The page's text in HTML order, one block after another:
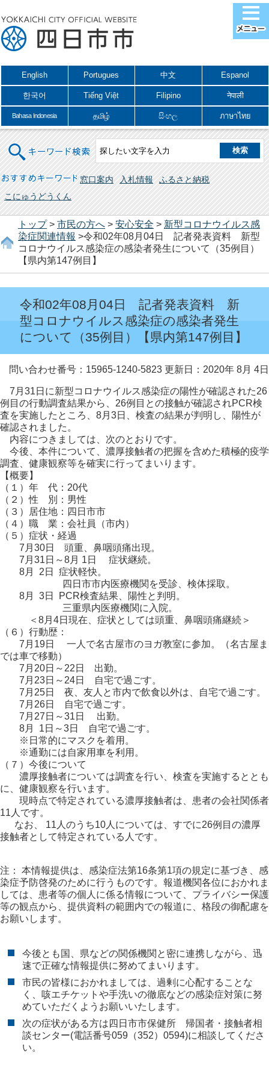
English Portugues 中文 Espanol
한국어 Tiếng Việt Filipino नेपाली
Bahasa Indonesia தமிழ் සිංහල ภาษาไทย
キーワード検索
おすすめキーワード 窓口案内 入札情報
ふるさと納税
こにゅうどうくん
トップ> 市民の方へ > 安心安全 > 新型コロナウイルス感
染症関連情報 >令和02年08月04日 記者発表資料 新型
コロナウイルス感染症の感染者発生について（35例目）
【県内第147例目】
令和02年08月04日 記者発表資料 新
型コロナウイルス感染症の感染者発生
について（35例目）【県内第147例目】
問い合わせ番号：15965-1240-5823 更新日：2020年 8月 4日
7月31日に新型コロナウイルス感染症の陽性が確認された26
例目の行動調査結果から、26例目との接触が確認されPCR検
査を実施したところ、8月3日、検査の結果が判明し、陽性が
確認されました。
内容につきましては、次のとおりです。
今後、本件について、濃厚接触者の把握を含めた積極的疫学
調査、健康観察等を確実に行ってまいります。
【概要】
（１）年 代：20代
（２）性 別：男性
（３）居住地：四日市市
（４）職 業：会社員（市内）
（５）症状・経過
7月30日 頭重、鼻咽頭痛出現。
7月31日～8月 1日 症状継続。
8月 2日 症状軽快。
四日市市内医療機関を受診、検体採取。
8月 3日 PCR検査結果、陽性と判明。
三重県内医療機関に入院。
＜8月4日現在、症状としては頭重、鼻咽頭痛継続＞
（６）行動歴：
7月19日 一人で名古屋市のヨガ教室に参加。（名古屋ま
では車で移動）
7月20日～22日 出勤。
7月23日～24日 自宅で過ごす。
7月25日 夜、友人と市内で飲食以外は、自宅で過ごす。
7月26日 自宅で過ごす。
7月27日～31日 出勤。
8月 1日～3日 自宅で過ごす。
※日常的にマスクを着用。
※通勤には自家用車を利用。
（７）今後について
濃厚接触者については調査を行い、検査を実施するととも
に、健康観察を行います。
現時点で特定されている濃厚接触者は、患者の会社関係者
11人です。
なお、 11人のうち10人については、すでに26例目の濃厚
接触者として特定されている人です。
注： 本情報提供は、感染症法第16条第1項の規定に基づき、感
染症予防啓発のために行うものです。報道機関各位におかれま
しては、患者等の個人に係る情報について、プライバシー保護
等の観点から、提供資料の範囲内での報道に、格段の御配慮を
お願いします。
今後とも国、県などの関係機関と密に連携しながら、迅
速で正確な情報提供に努めてまいります。
市民の皆様におかれましては、過剰に心配することな
く、咳エチケットや手洗いの徹底などの感染症対策に努
めていただくようお願いいたします。
次の症状がある方は四日市市保健所 帰国者・接触者相
談センター(電話番号059（352）0594)に相談してくださ
い。